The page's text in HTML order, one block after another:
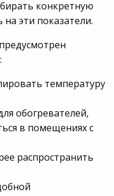
конкретную
на эти показатели.
температуру
обогревателей,
в помещениях с
распространить